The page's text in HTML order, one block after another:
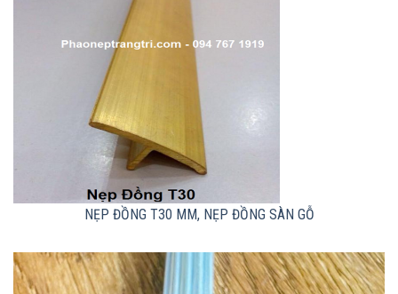
NẸP ĐỒNG T30 MM, NẸP ĐỒNG SÀN GỖ